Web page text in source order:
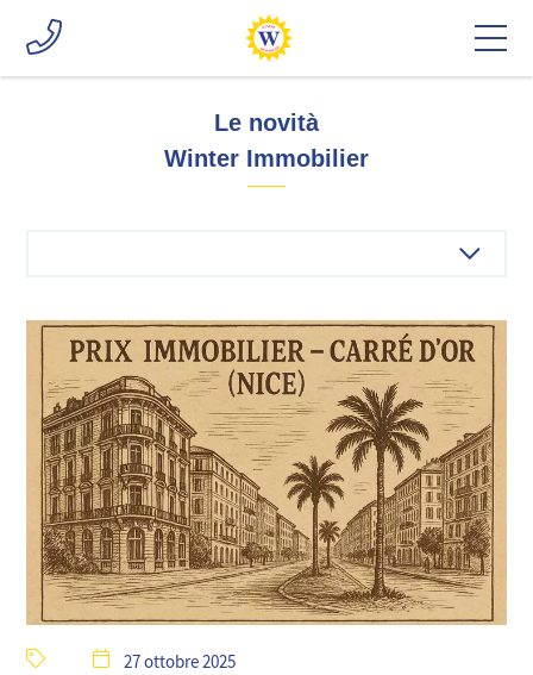
Le novità
Winter Immobilier
27 ottobre 2025